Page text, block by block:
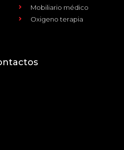
Mobiliario médico
Oxigeno terapia